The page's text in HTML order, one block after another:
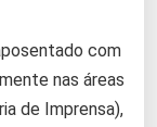
com
nas áreas
de Imprensa),